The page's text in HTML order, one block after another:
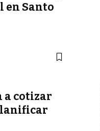
en Santo
a cotizar